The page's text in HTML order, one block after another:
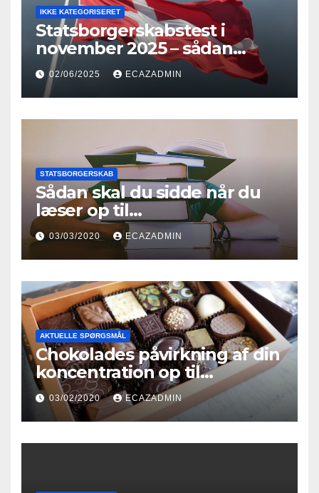
IKKE KATEGORISERET
Statsborgerskabstest i
november 2025 – sådan
forbereder du dig effektivt
02/06/2025 ECAZADMIN
STATSBORGERSKAB
Sådan skal du sidde når du
læser op til
indfødsretsprøven
03/03/2020 ECAZADMIN
AKTUELLE SPØRGSMÅL
Chokolades påvirkning af din
koncentration op til
indfødsretsprøven
03/02/2020 ECAZADMIN